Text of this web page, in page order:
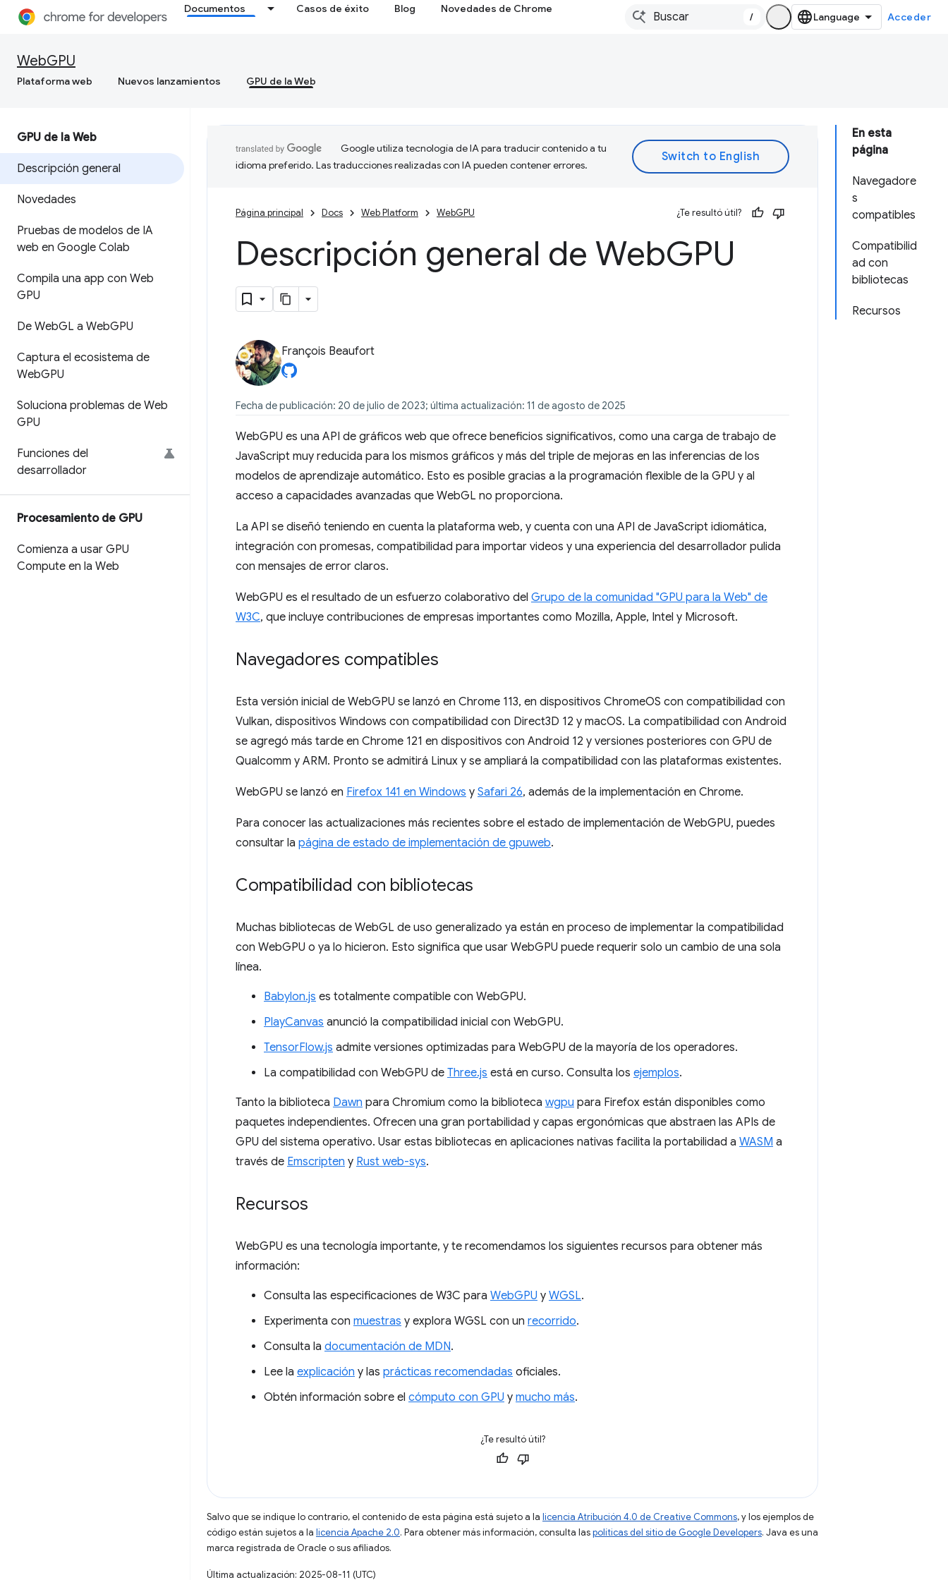
Documentos Casos de éxito Blog Novedades de Chrome
/ Acceder
WebGPU
Plataforma web Nuevos lanzamientos GPU de la Web
GPU de la Web
Descripción general
Novedades
Pruebas de modelos de IA
web en Google Colab
Compila una app con Web
GPU
De WebGL a WebGPU
Captura el ecosistema de
WebGPU
Soluciona problemas de Web
GPU
Funciones del
desarrollador
Procesamiento de GPU
Comienza a usar GPU
Compute en la Web
En esta
página
Navegadore
s
compatibles
Compatibilid
ad con
bibliotecas
Recursos
Google utiliza tecnología de IA para traducir contenido a tu
idioma preferido. Las traducciones realizadas con IA pueden contener errores.
Página principal Docs Web Platform WebGPU ¿Te resultó útil?
Descripción general de WebGPU
François Beaufort
Fecha de publicación: 20 de julio de 2023; última actualización: 11 de agosto de 2025
WebGPU es una API de gráficos web que ofrece beneficios significativos, como una carga de trabajo de
JavaScript muy reducida para los mismos gráficos y más del triple de mejoras en las inferencias de los
modelos de aprendizaje automático. Esto es posible gracias a la programación flexible de la GPU y al
acceso a capacidades avanzadas que WebGL no proporciona.
La API se diseñó teniendo en cuenta la plataforma web, y cuenta con una API de JavaScript idiomática,
integración con promesas, compatibilidad para importar videos y una experiencia del desarrollador pulida
con mensajes de error claros.
WebGPU es el resultado de un esfuerzo colaborativo del Grupo de la comunidad "GPU para la Web" de
W3C, que incluye contribuciones de empresas importantes como Mozilla, Apple, Intel y Microsoft.
Navegadores compatibles
Esta versión inicial de WebGPU se lanzó en Chrome 113, en dispositivos ChromeOS con compatibilidad con
Vulkan, dispositivos Windows con compatibilidad con Direct3D 12 y macOS. La compatibilidad con Android
se agregó más tarde en Chrome 121 en dispositivos con Android 12 y versiones posteriores con GPU de
Qualcomm y ARM. Pronto se admitirá Linux y se ampliará la compatibilidad con las plataformas existentes.
WebGPU se lanzó en Firefox 141 en Windows y Safari 26, además de la implementación en Chrome.
Para conocer las actualizaciones más recientes sobre el estado de implementación de WebGPU, puedes
consultar la página de estado de implementación de gpuweb.
Compatibilidad con bibliotecas
Muchas bibliotecas de WebGL de uso generalizado ya están en proceso de implementar la compatibilidad
con WebGPU o ya lo hicieron. Esto significa que usar WebGPU puede requerir solo un cambio de una sola
línea.
Babylon.js es totalmente compatible con WebGPU.
PlayCanvas anunció la compatibilidad inicial con WebGPU.
TensorFlow.js admite versiones optimizadas para WebGPU de la mayoría de los operadores.
La compatibilidad con WebGPU de Three.js está en curso. Consulta los ejemplos.
Tanto la biblioteca Dawn para Chromium como la biblioteca wgpu para Firefox están disponibles como
paquetes independientes. Ofrecen una gran portabilidad y capas ergonómicas que abstraen las APIs de
GPU del sistema operativo. Usar estas bibliotecas en aplicaciones nativas facilita la portabilidad a WASM a
través de Emscripten y Rust web-sys.
Recursos
WebGPU es una tecnología importante, y te recomendamos los siguientes recursos para obtener más
información:
Consulta las especificaciones de W3C para WebGPU y WGSL.
Experimenta con muestras y explora WGSL con un recorrido.
Consulta la documentación de MDN.
Lee la explicación y las prácticas recomendadas oficiales.
Obtén información sobre el cómputo con GPU y mucho más.
¿Te resultó útil?
Salvo que se indique lo contrario, el contenido de esta página está sujeto a la licencia Atribución 4.0 de Creative Commons, y los ejemplos de
código están sujetos a la licencia Apache 2.0. Para obtener más información, consulta laspolíticas del sitio de Google Developers. Java es una
marca registrada de Oracle o sus afiliados.
Última actualización: 2025-08-11 (UTC)